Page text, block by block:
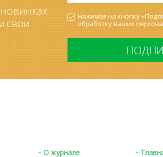
свои
*
Согласие
на
обработку
*
Нажимая на кнопку
обработку ваших
О журнале